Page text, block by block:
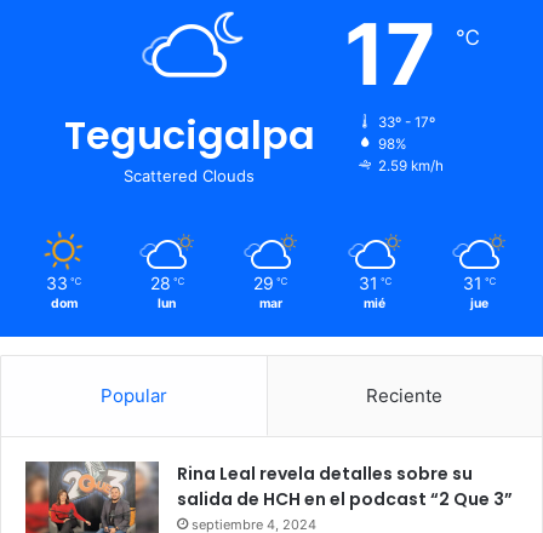
Tegucigalpa
Scattered Clouds
17 ℃
33º - 17º
98%
2.59 km/h
33 ℃
dom
28 ℃
lun
29 ℃
mar
31 ℃
mié
31 ℃
jue
Popular Reciente
Rina Leal revela detalles sobre su
salida de HCH en el podcast “2 Que 3”
septiembre 4, 2024